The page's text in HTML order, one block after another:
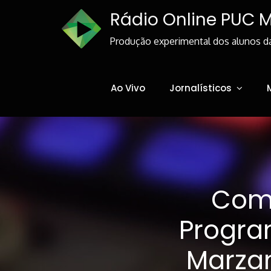
Rádio Online PUC
Produção experimental dos alunos
Ao Vivo Jornalísticos